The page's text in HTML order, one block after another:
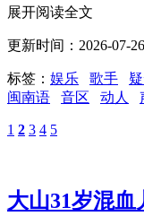
展开阅读全文
更新时间：2026-07-26
标签： 娱乐 歌手
闽南语
音区 动人
1 2 3 4 5
大山31岁混